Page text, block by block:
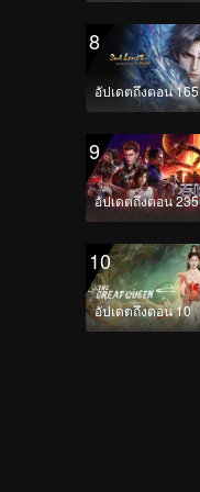
8
อัปเดตถึงตอน 165
9
อัปเดตถึงตอน 235
10
อัปเดตถึงตอน 10